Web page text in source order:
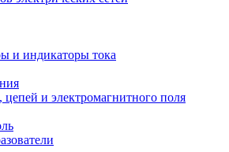
и индикаторы тока
цепей и электромагнитного поля